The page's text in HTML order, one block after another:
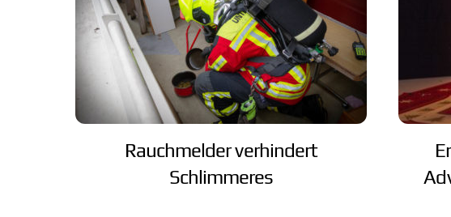
Rauchmelder verhindert
Schlimmeres